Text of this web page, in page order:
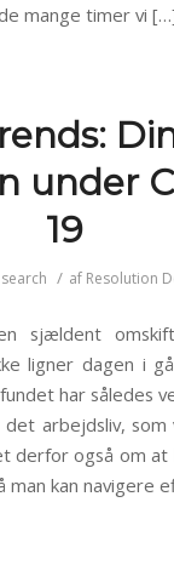
mange timer vi
under
19
search / af Resolution
sjældent
ligner dagen i
har således
arbejdsliv, som
derfor også om at
man kan navigere